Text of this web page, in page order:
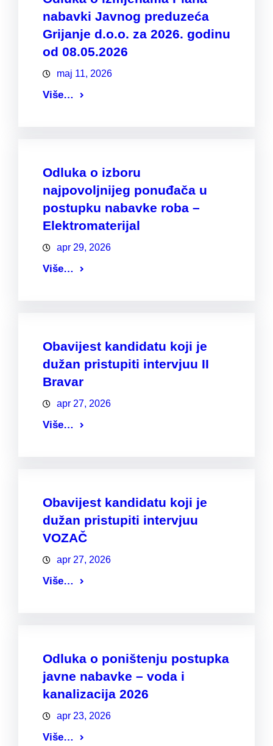
nabavki Javnog preduzeća
Grijanje d.o.o. za 2026. godinu
od 08.05.2026
maj 11, 2026
Više…
Odluka o izboru
najpovoljnijeg ponuđača u
postupku nabavke roba –
Elektromaterijal
apr 29, 2026
Više…
Obavijest kandidatu koji je
dužan pristupiti intervjuu II
Bravar
apr 27, 2026
Više…
Obavijest kandidatu koji je
dužan pristupiti intervjuu
VOZAČ
apr 27, 2026
Više…
Odluka o poništenju postupka
javne nabavke – voda i
kanalizacija 2026
apr 23, 2026
Više…